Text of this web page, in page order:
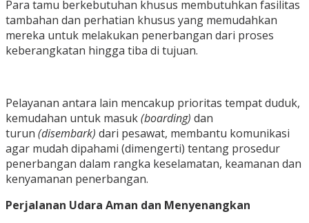
Para tamu berkebutuhan khusus membutuhkan fasilitas
tambahan dan perhatian khusus yang memudahkan
mereka untuk melakukan penerbangan dari proses
keberangkatan hingga tiba di tujuan.
Pelayanan antara lain mencakup prioritas tempat duduk,
kemudahan untuk masuk(boarding) dan
turun (disembark) dari pesawat, membantu komunikasi
agar mudah dipahami (dimengerti) tentang prosedur
penerbangan dalam rangka keselamatan, keamanan dan
kenyamanan penerbangan.
Perjalanan Udara Aman dan Menyenangkan